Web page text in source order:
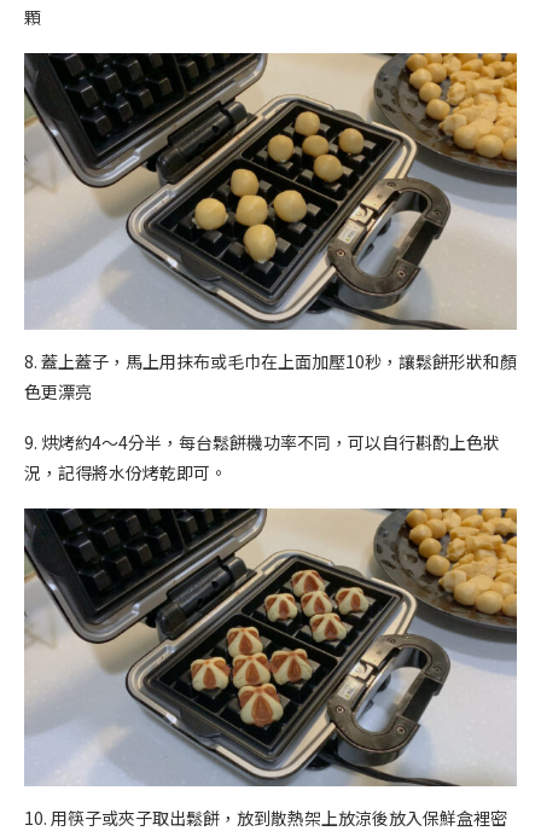
顆
8. 蓋上蓋子，馬上用抹布或毛巾在上面加壓10秒，讓鬆餅形狀和顏
色更漂亮
9. 烘烤約4～4分半，每台鬆餅機功率不同，可以自行斟酌上色狀
況，記得將水份烤乾即可。
10. 用筷子或夾子取出鬆餅，放到散熱架上放涼後放入保鮮盒裡密